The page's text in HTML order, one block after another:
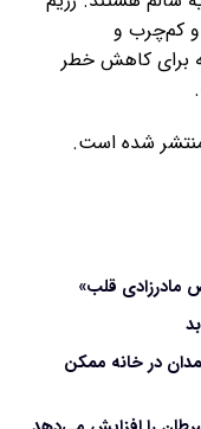
و کم‌چرب و
برای کاهش خطر
مادرزادی قلب»
در خانه ممکن